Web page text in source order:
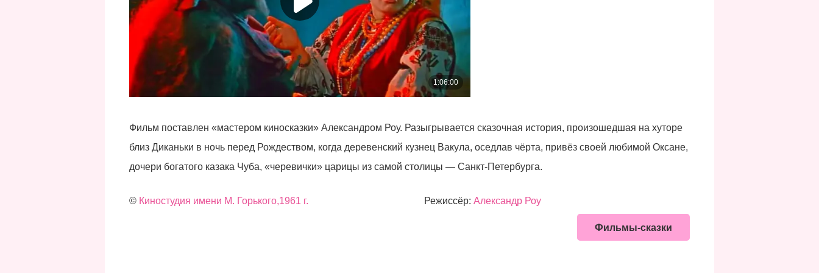
Фильм поставлен «мастером киносказки» Александром Роу. Разыгрывается сказочная история, произошедшая на хуторе
близ Диканьки в ночь перед Рождеством, когда деревенский кузнец Вакула, оседлав чёрта, привёз своей любимой Оксане,
дочери богатого казака Чуба, «черевички» царицы из самой столицы — Санкт-Петербурга.
© Киностудия имени М. Горького,1961 г. Режиссёр: Александр Роу
Фильмы-сказки